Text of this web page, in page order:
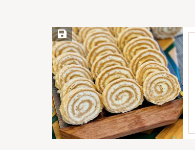
Save Recipe